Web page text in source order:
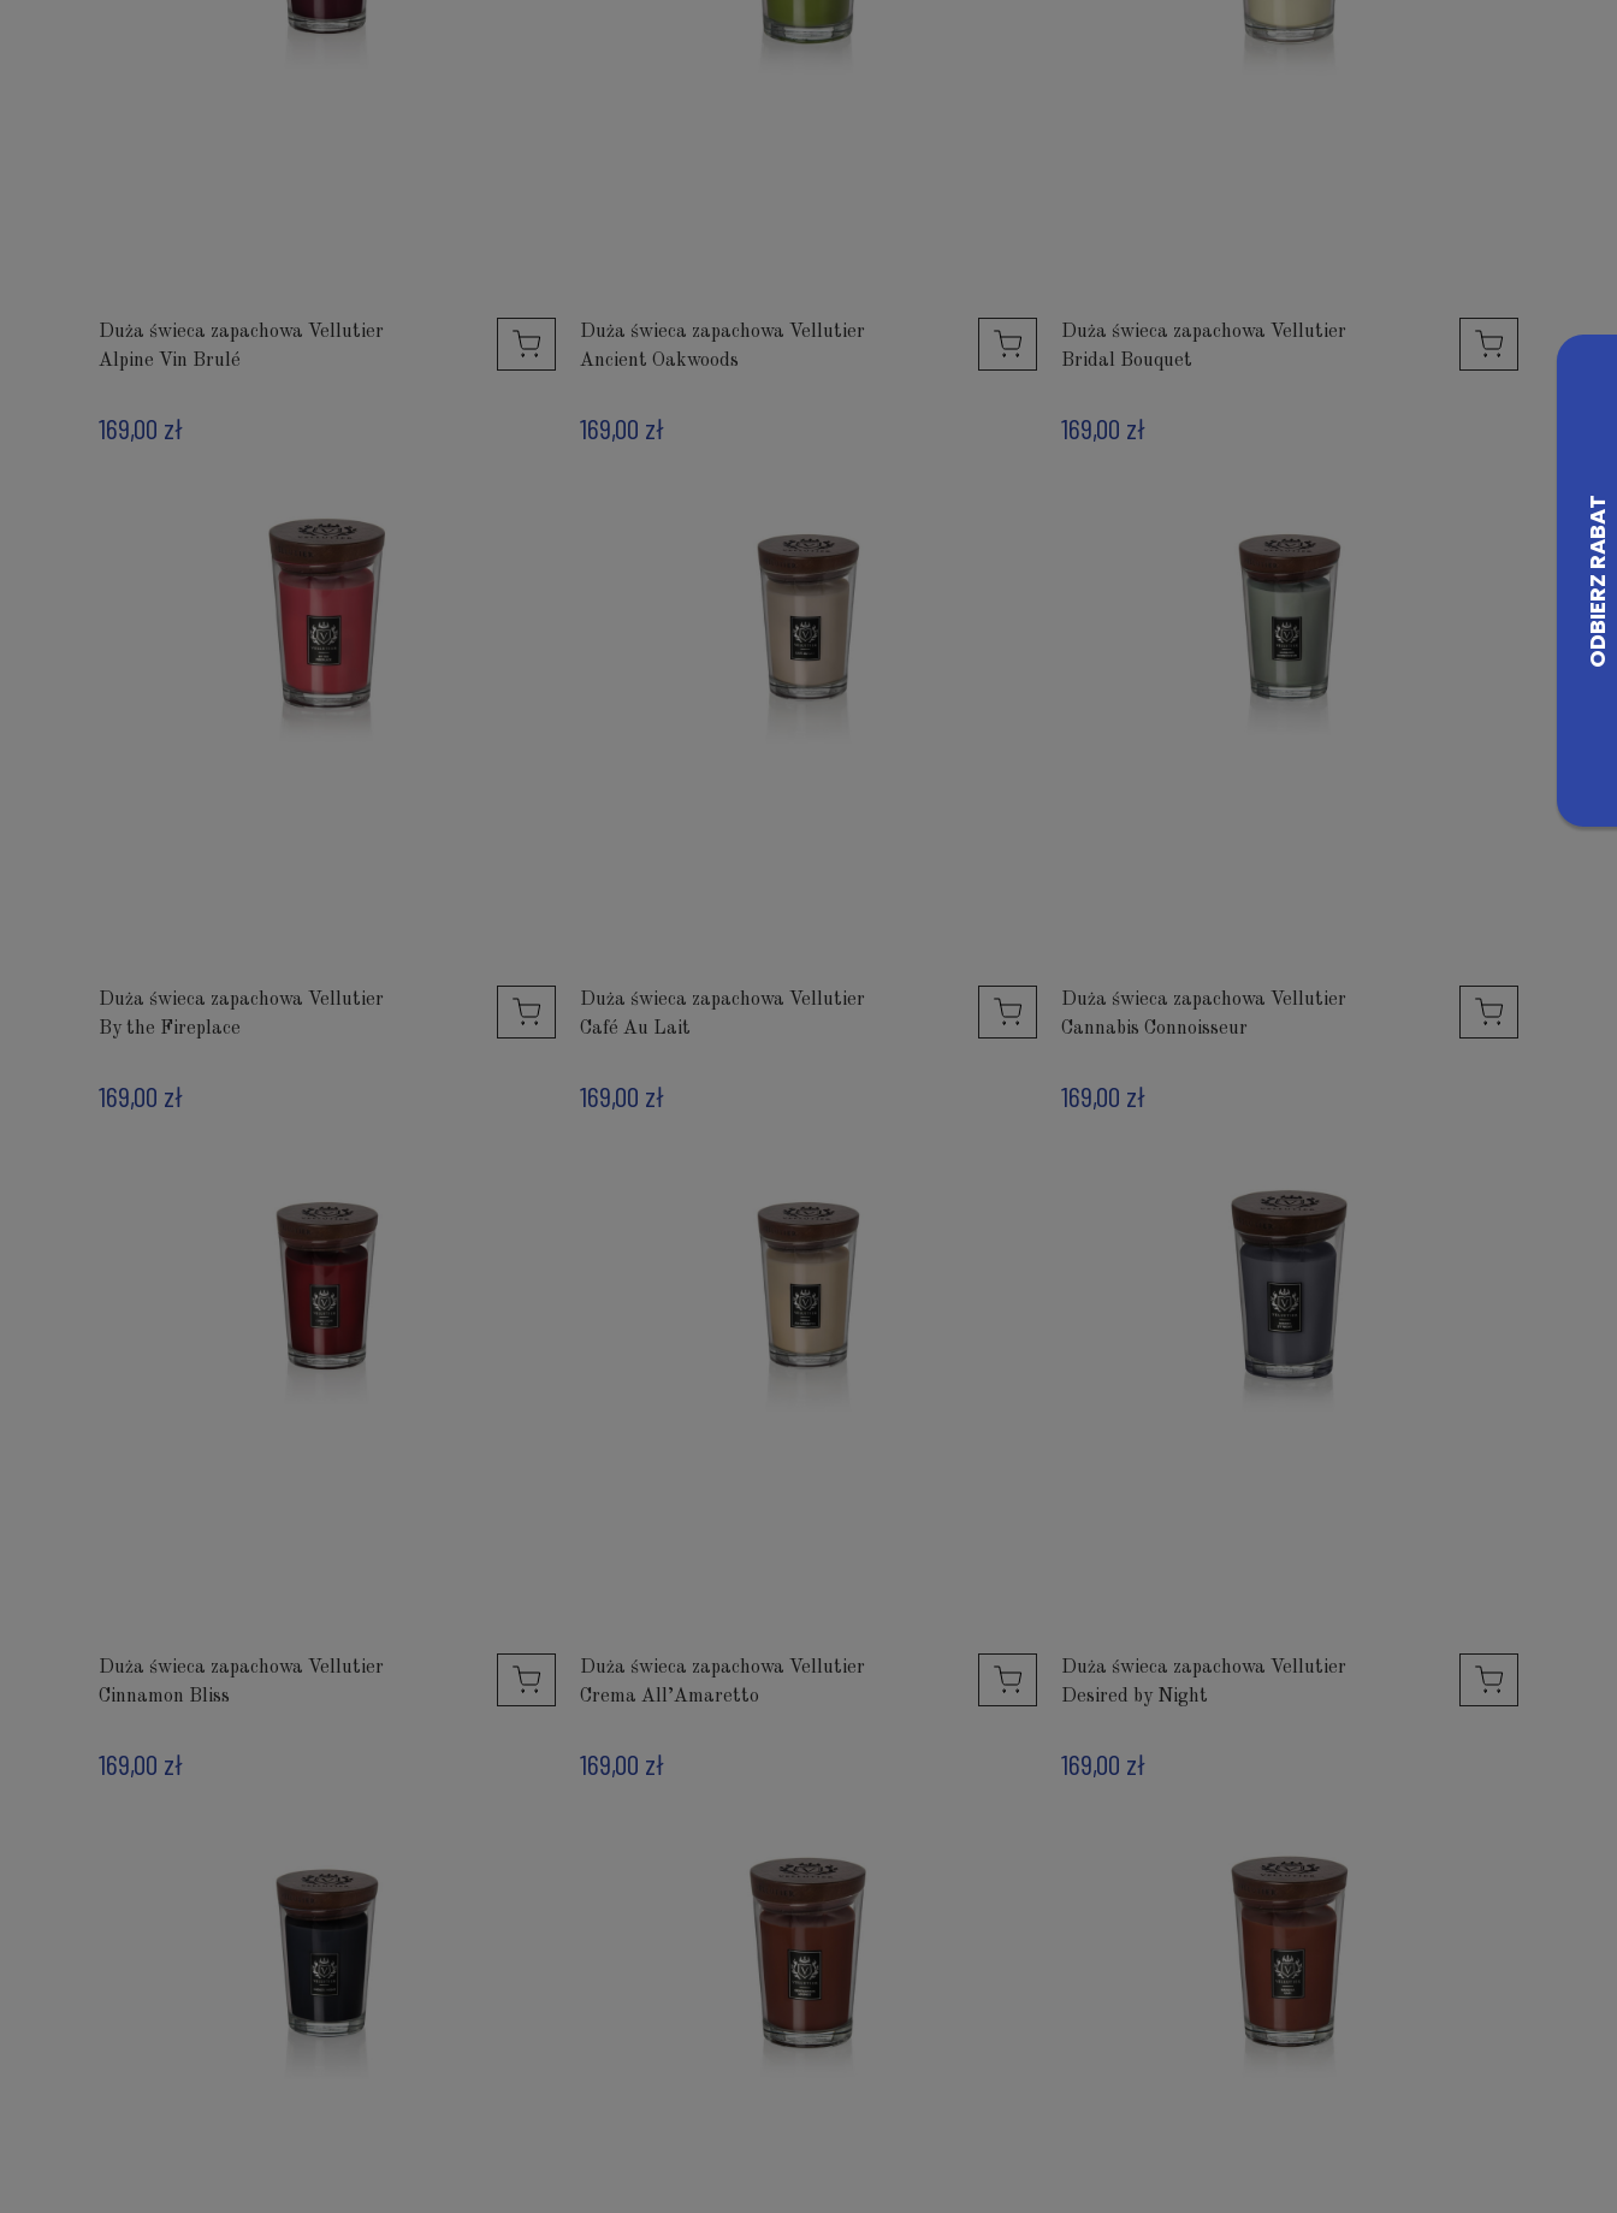
Duża świeca zapachowa Vellutier
Alpine Vin Brulé
169,00 zł
Duża świeca zapachowa Vellutier
Ancient Oakwoods
169,00 zł
Duża świeca zapachowa Vellutier
Bridal Bouquet
169,00 zł
Duża świeca zapachowa Vellutier
By the Fireplace
169,00 zł
Duża świeca zapachowa Vellutier
Café Au Lait
169,00 zł
Duża świeca zapachowa Vellutier
Cannabis Connoisseur
169,00 zł
Duża świeca zapachowa Vellutier
Cinnamon Bliss
169,00 zł
Duża świeca zapachowa Vellutier
Crema All’Amaretto
169,00 zł
Duża świeca zapachowa Vellutier
Desired by Night
169,00 zł